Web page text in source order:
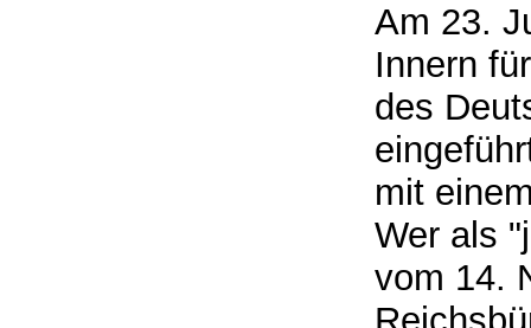
Am 23.
Innern
des
mit
Wer als
vom 14.